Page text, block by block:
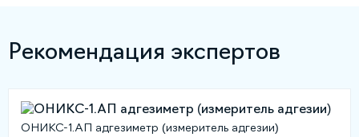
Рекомендация экспертов
ОНИКС-1.АП адгезиметр (измеритель адгезии)